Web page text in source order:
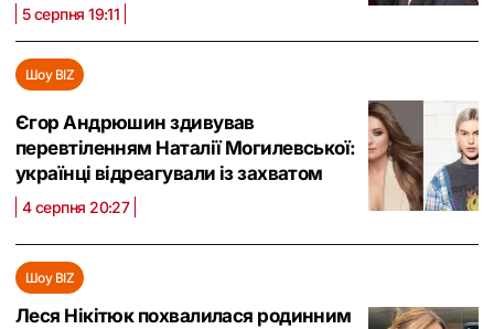
5 серпня 19:11
Шоу BIZ
Єгор Андрюшин здивував
перевтіленням Наталії Могилевської:
українці відреагували із захватом
4 серпня 20:27
Шоу BIZ
Леся Нікітюк похвалилася родинним